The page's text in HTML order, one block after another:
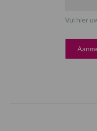
Vul hier